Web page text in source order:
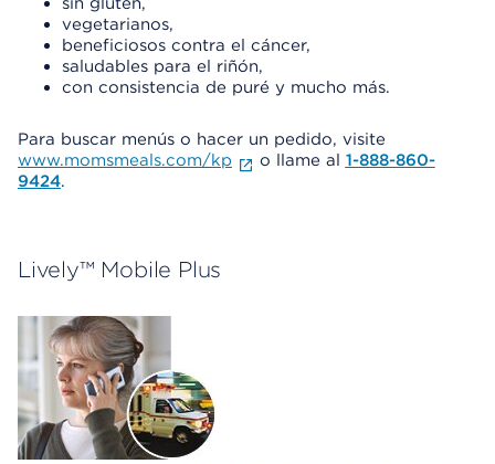
vegetarianos,
beneficiosos contra el cáncer,
saludables para el riñón,
con consistencia de puré y mucho más.
Para buscar menús o hacer un pedido, visite
www.momsmeals.com/kp
o llame al 1-888-860-
9424.
Lively™ Mobile Plus